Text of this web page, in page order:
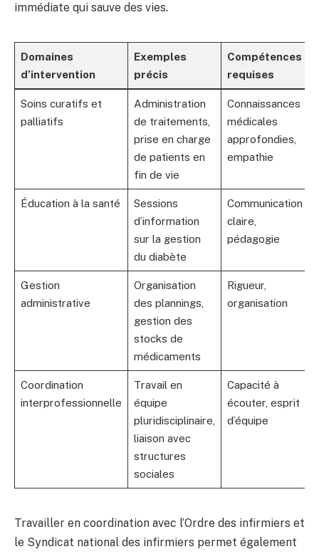
immédiate qui sauve des vies.
Domaines
d’intervention
Exemples
précis
Compétences
requises
Soins curatifs et
palliatifs
Administration
de traitements,
prise en charge
de patients en
fin de vie
Connaissances
médicales
approfondies,
empathie
Éducation à la santé
Sessions
d’information
sur la gestion
du diabète
Communication
claire,
pédagogie
Gestion
administrative
Organisation
des plannings,
gestion des
stocks de
médicaments
Rigueur,
organisation
Coordination
interprofessionnelle
Travail en
équipe
pluridisciplinaire,
liaison avec
structures
sociales
Capacité à
écouter, esprit
d’équipe
Travailler en coordination avec l’Ordre des infirmiers et
le Syndicat national des infirmiers permet également